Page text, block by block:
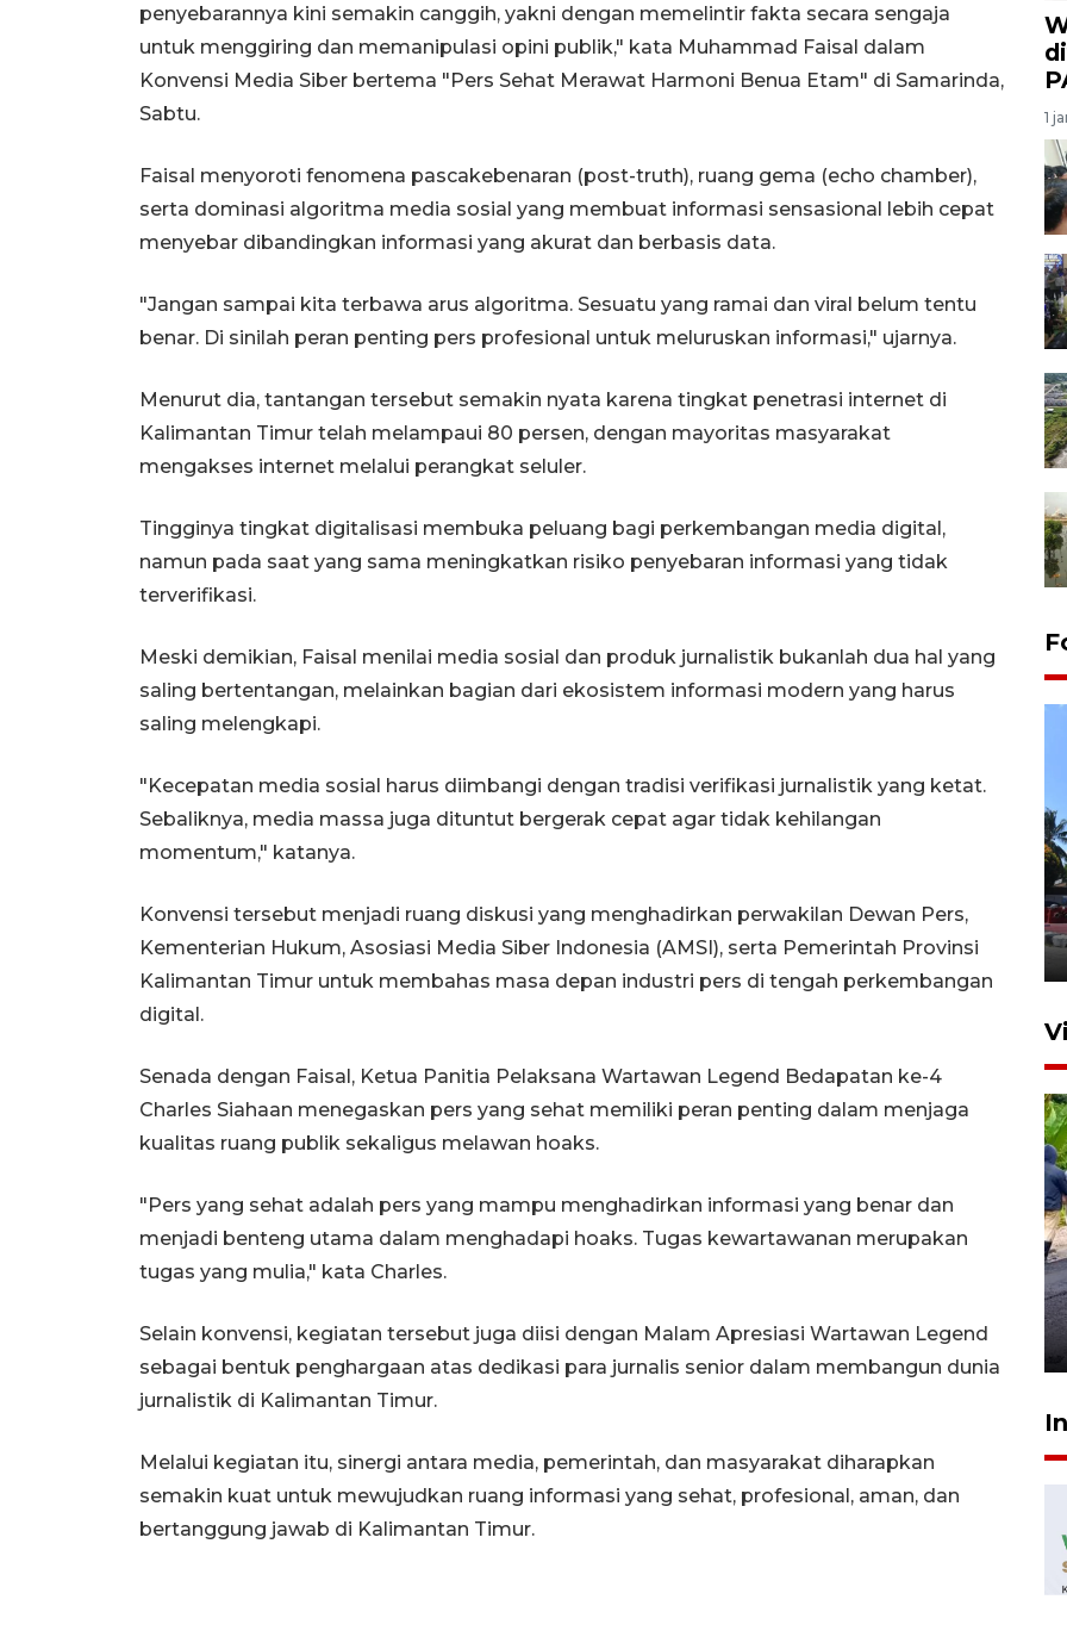
penyebarannya kini semakin canggih, yakni dengan memelintir fakta secara sengaja
untuk menggiring dan memanipulasi opini publik," kata Muhammad Faisal dalam
Konvensi Media Siber bertema "Pers Sehat Merawat Harmoni Benua Etam" di Samarinda,
Sabtu.
Faisal menyoroti fenomena pascakebenaran (post-truth), ruang gema (echo chamber),
serta dominasi algoritma media sosial yang membuat informasi sensasional lebih cepat
menyebar dibandingkan informasi yang akurat dan berbasis data.
"Jangan sampai kita terbawa arus algoritma. Sesuatu yang ramai dan viral belum tentu
benar. Di sinilah peran penting pers profesional untuk meluruskan informasi," ujarnya.
Menurut dia, tantangan tersebut semakin nyata karena tingkat penetrasi internet di
Kalimantan Timur telah melampaui 80 persen, dengan mayoritas masyarakat
mengakses internet melalui perangkat seluler.
Tingginya tingkat digitalisasi membuka peluang bagi perkembangan media digital,
namun pada saat yang sama meningkatkan risiko penyebaran informasi yang tidak
terverifikasi.
Meski demikian, Faisal menilai media sosial dan produk jurnalistik bukanlah dua hal yang
saling bertentangan, melainkan bagian dari ekosistem informasi modern yang harus
saling melengkapi.
"Kecepatan media sosial harus diimbangi dengan tradisi verifikasi jurnalistik yang ketat.
Sebaliknya, media massa juga dituntut bergerak cepat agar tidak kehilangan
momentum," katanya.
Konvensi tersebut menjadi ruang diskusi yang menghadirkan perwakilan Dewan Pers,
Kementerian Hukum, Asosiasi Media Siber Indonesia (AMSI), serta Pemerintah Provinsi
Kalimantan Timur untuk membahas masa depan industri pers di tengah perkembangan
digital.
Senada dengan Faisal, Ketua Panitia Pelaksana Wartawan Legend Bedapatan ke-4
Charles Siahaan menegaskan pers yang sehat memiliki peran penting dalam menjaga
kualitas ruang publik sekaligus melawan hoaks.
"Pers yang sehat adalah pers yang mampu menghadirkan informasi yang benar dan
menjadi benteng utama dalam menghadapi hoaks. Tugas kewartawanan merupakan
tugas yang mulia," kata Charles.
Selain konvensi, kegiatan tersebut juga diisi dengan Malam Apresiasi Wartawan Legend
sebagai bentuk penghargaan atas dedikasi para jurnalis senior dalam membangun dunia
jurnalistik di Kalimantan Timur.
Melalui kegiatan itu, sinergi antara media, pemerintah, dan masyarakat diharapkan
semakin kuat untuk mewujudkan ruang informasi yang sehat, profesional, aman, dan
bertanggung jawab di Kalimantan Timur.
1
2026
31 Juli 2026 20:49
Kaltim terapkan pola tanam
17 Juli 2026 16:43